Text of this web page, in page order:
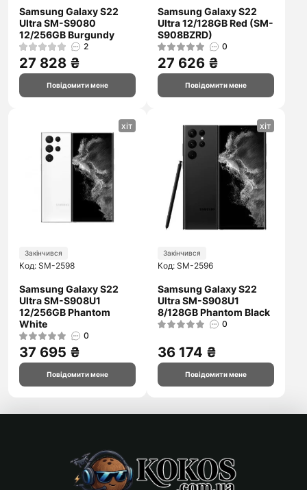
Samsung Galaxy S22
Ultra SM-S9080
12/256GB Burgundy
2
27 828 ₴
Повідомити мене
Samsung Galaxy S22
Ultra 12/128GB Red (SM-
S908BZRD)
0
27 626 ₴
Повідомити мене
хіт
Закінчився
Код: SM-2598
Samsung Galaxy S22
Ultra SM-S908U1
12/256GB Phantom
White
0
37 695 ₴
Повідомити мене
хіт
Закінчився
Код: SM-2596
Samsung Galaxy S22
Ultra SM-S908U1
8/128GB Phantom Black
0
36 174 ₴
Повідомити мене